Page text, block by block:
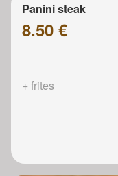
Panini steak
8.50 €
+ frites